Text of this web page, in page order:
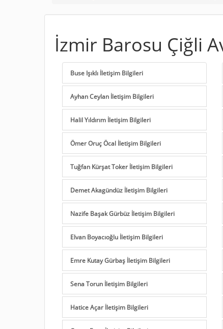
İzmir Barosu Çiğli
Buse Işıklı İletişim Bilgileri
Ayhan Ceylan İletişim Bilgileri
Halil Yıldırım İletişim Bilgileri
Ömer Oruç Öcal İletişim Bilgileri
Tuğfan Kürşat Toker İletişim Bilgileri
Demet Akagündüz İletişim Bilgileri
Nazife Başak Gürbüz İletişim Bilgileri
Elvan Boyacıoğlu İletişim Bilgileri
Emre Kutay Gürbaş İletişim Bilgileri
Sena Torun İletişim Bilgileri
Hatice Açar İletişim Bilgileri